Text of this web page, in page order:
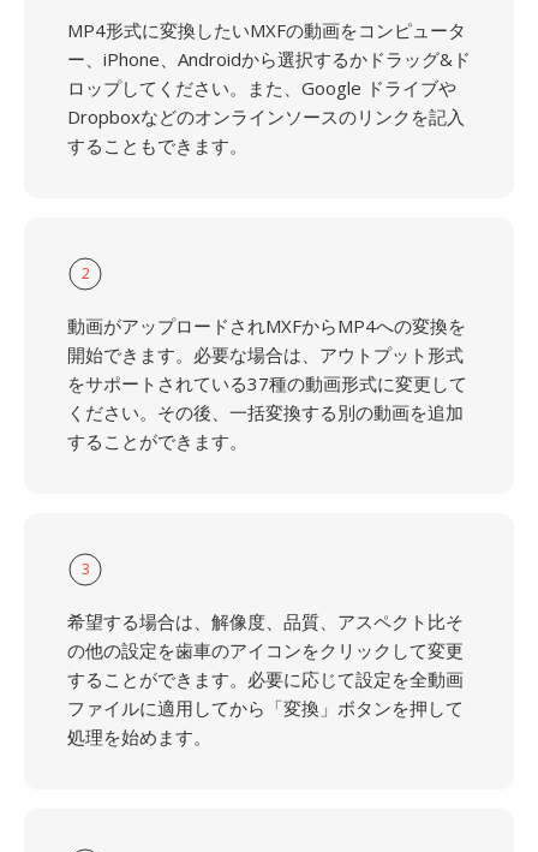
MP4形式に変換したいMXFの動画をコンピュータ
ー、iPhone、Androidから選択するかドラッグ&ド
ロップしてください。また、Google ドライブや
Dropboxなどのオンラインソースのリンクを記入
することもできます。
2
動画がアップロードされMXFからMP4への変換を
開始できます。必要な場合は、アウトプット形式
をサポートされている37種の動画形式に変更して
ください。その後、一括変換する別の動画を追加
することができます。
3
希望する場合は、解像度、品質、アスペクト比そ
の他の設定を歯車のアイコンをクリックして変更
することができます。必要に応じて設定を全動画
ファイルに適用してから「変換」ボタンを押して
処理を始めます。